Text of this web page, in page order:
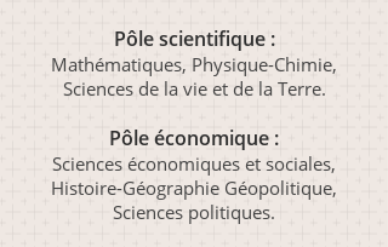
Pôle scientifique :
Mathématiques, Physique-Chimie,
Sciences de la vie et de la Terre.
Pôle économique :
Sciences économiques et sociales,
Histoire-Géographie Géopolitique,
Sciences politiques.